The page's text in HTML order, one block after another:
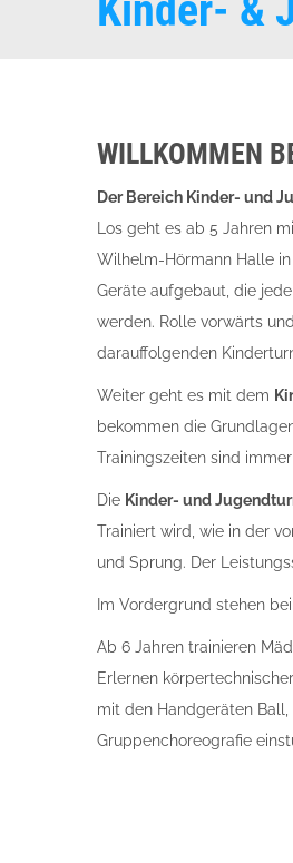
Kinder- &
WILLKOMMEN
Der Bereich Kinder- und
Los geht es ab 5 Jahren
Wilhelm-Hörmann Halle
Geräte aufgebaut, die
werden. Rolle vorwärts
darauffolgenden
Weiter geht es mit dem
bekommen die
Trainingszeiten sind
Die Kinder- und
Trainiert wird, wie in der
und Sprung. Der
Im Vordergrund stehen
Ab 6 Jahren trainieren
Erlernen
mit den Handgeräten
Gruppenchoreografie